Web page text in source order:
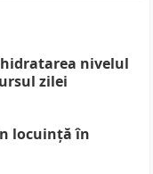
nivelul
zilei
locuință în